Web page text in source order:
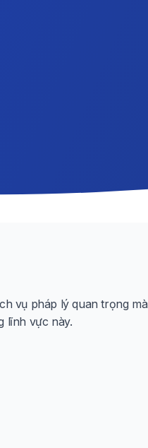
vụ pháp lý quan trọng
lĩnh vực này.